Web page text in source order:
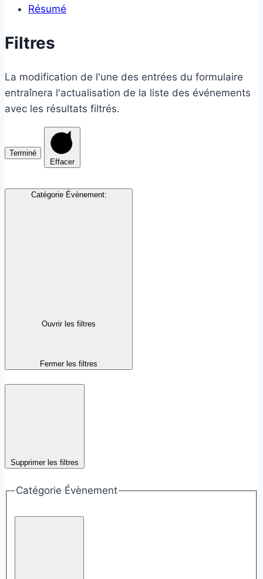
Résumé
Filtres
La modification de l'une des entrées du formulaire
entraînera l'actualisation de la liste des événements
avec les résultats filtrés.
Terminé
Effacer
Catégorie Évènement:
Ouvrir les filtres
Fermer les filtres
Supprimer les filtres
Catégorie Évènement